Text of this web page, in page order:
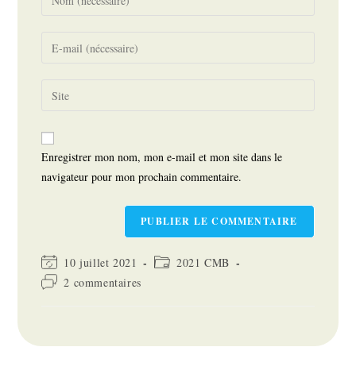
Enter
address
comment
Saisir
de
votre
(facultatif)
Enregistrer mon nom, mon e-mail et mon site dans le
navigateur pour mon prochain commentaire.
Dernière
modification
de
10 juillet 2021
Post 2021 CMB
Commentaires
2 commentaires